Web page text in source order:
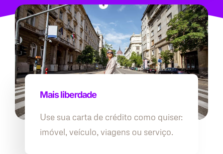
Mais liberdade
Use sua carta de crédito como quiser:
imóvel, veículo, viagens ou serviço.